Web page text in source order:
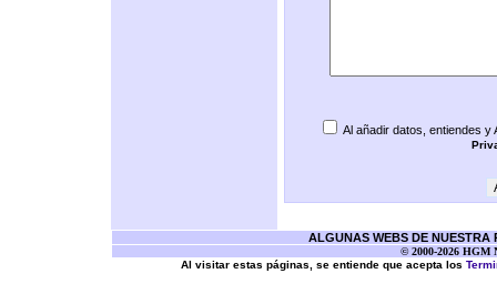
Al añadir datos, entiendes y
ALGUNAS WEBS DE NUESTRA
© 2000-2026 HGM
Al visitar estas páginas, se entiende que acepta los